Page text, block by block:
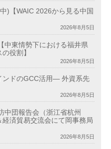
)【WAIC 2026から見る中国
2026年8月5日
中東情勢下における福井県
役割】
2026年8月5日
ンドのGCC活用― 外資系先
2026年8月5日
中団報告会（浙江省杭州
済貿易交流会にて岡事務局
2026年8月5日